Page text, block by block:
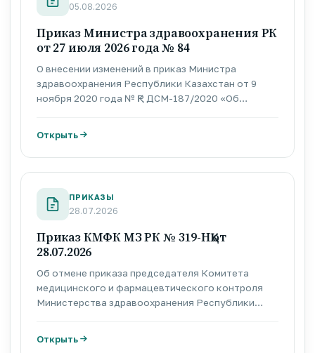
05.08.2026
Приказ Министра здравоохранения РК
от 27 июля 2026 года № 84
О внесении изменений в приказ Министра
здравоохранения Республики Казахстан от 9
ноября 2020 года № ҚР ДСМ-187/2020 «Об
Открыть
ПРИКАЗЫ
28.07.2026
Приказ КМФК МЗ РК № 319-НҚ от
28.07.2026
Об отмене приказа председателя Комитета
медицинского и фармацевтического контроля
Министерства здравоохранения Республики
удостоверений лекарственных средств»
Открыть